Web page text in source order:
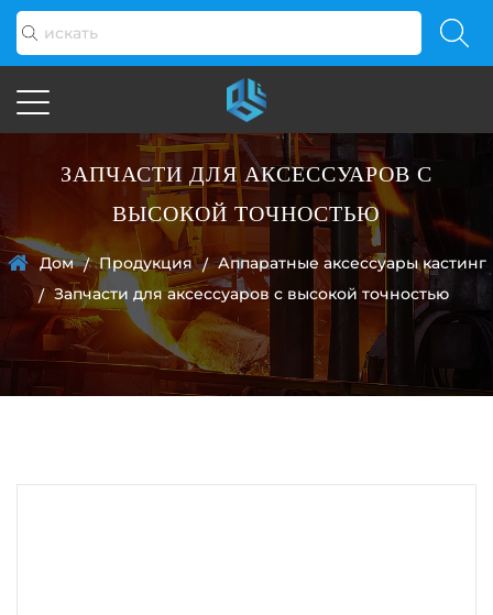
ЗАПЧАСТИ ДЛЯ АКСЕССУАРОВ С
ВЫСОКОЙ ТОЧНОСТЬЮ
Дом / Продукция / Аппаратные аксессуары кастинг
/ Запчасти для аксессуаров с высокой точностью